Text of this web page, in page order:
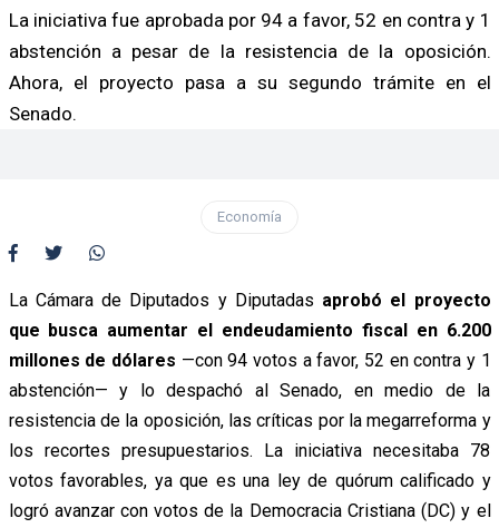
La iniciativa fue aprobada por 94 a favor, 52 en contra y 1
abstención a pesar de la resistencia de la oposición.
Ahora, el proyecto pasa a su segundo trámite en el
Senado.
Economía
La Cámara de Diputados y Diputadas aprobó el proyecto
que busca aumentar el endeudamiento fiscal en 6.200
millones de dólares —con 94 votos a favor, 52 en contra y 1
abstención— y lo despachó al Senado, en medio de la
resistencia de la oposición, las críticas por la megarreforma y
los recortes presupuestarios. La iniciativa necesitaba 78
votos favorables, ya que es una ley de quórum calificado y
logró avanzar con votos de la Democracia Cristiana (DC) y el